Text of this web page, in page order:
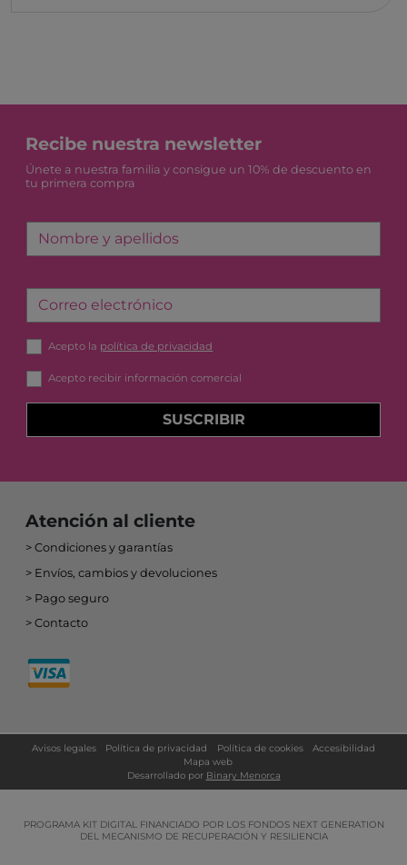
Recibe nuestra newsletter
Únete a nuestra familia y consigue un 10% de descuento en
tu primera compra
Nombre y apellidos
Correo electrónico
Acepto la política de privacidad
Acepto recibir información comercial
SUSCRIBIR
Atención al cliente
Condiciones y garantías
Envíos, cambios y devoluciones
Pago seguro
Contacto
Avisos legales Política de privacidad Política de cookies
Accesibilidad
Mapa web
Desarrollado por Binary Menorca
PROGRAMA KIT DIGITAL FINANCIADO POR LOS FONDOS NEXT GENERATION
DEL MECANISMO DE RECUPERACIÓN Y RESILIENCIA